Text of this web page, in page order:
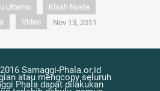
Uttamo
Kisah Nyata
Video Nov 13, 2011
Samaggi-Phala.or.id
atau mengcopy seluruh
Phala dapat dilakukan